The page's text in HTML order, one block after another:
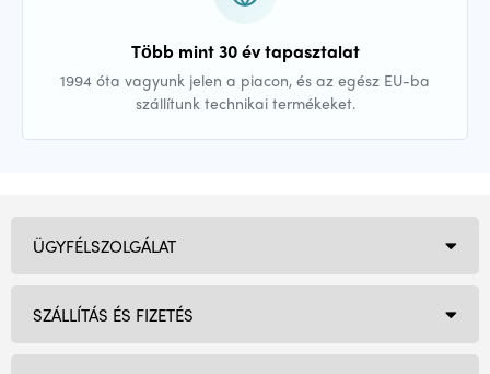
Több mint 30 év tapasztalat
1994 óta vagyunk jelen a piacon, és az egész EU-ba
szállítunk technikai termékeket.
ÜGYFÉLSZOLGÁLAT
SZÁLLÍTÁS ÉS FIZETÉS